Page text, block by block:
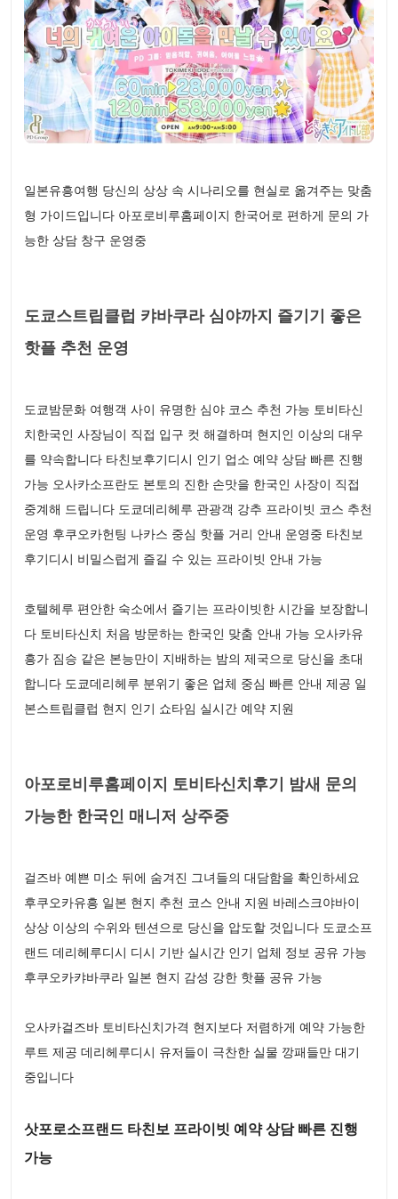
일본유흥여행 당신의 상상 속 시나리오를 현실로 옮겨주는 맞춤
형 가이드입니다 아포로비루홈페이지 한국어로 편하게 문의 가
능한 상담 창구 운영중
도쿄스트립클럽 캬바쿠라 심야까지 즐기기 좋은
핫플 추천 운영
도쿄밤문화 여행객 사이 유명한 심야 코스 추천 가능 토비타신
치한국인 사장님이 직접 입구 컷 해결하며 현지인 이상의 대우
를 약속합니다 타친보후기디시 인기 업소 예약 상담 빠른 진행
가능 오사카소프란도 본토의 진한 손맛을 한국인 사장이 직접
중계해 드립니다 도쿄데리헤루 관광객 강추 프라이빗 코스 추천
운영 후쿠오카헌팅 나카스 중심 핫플 거리 안내 운영중 타친보
후기디시 비밀스럽게 즐길 수 있는 프라이빗 안내 가능
호텔헤루 편안한 숙소에서 즐기는 프라이빗한 시간을 보장합니
다 토비타신치 처음 방문하는 한국인 맞춤 안내 가능 오사카유
흥가 짐승 같은 본능만이 지배하는 밤의 제국으로 당신을 초대
합니다 도쿄데리헤루 분위기 좋은 업체 중심 빠른 안내 제공 일
본스트립클럽 현지 인기 쇼타임 실시간 예약 지원
아포로비루홈페이지 토비타신치후기 밤새 문의
가능한 한국인 매니저 상주중
걸즈바 예쁜 미소 뒤에 숨겨진 그녀들의 대담함을 확인하세요
후쿠오카유흥 일본 현지 추천 코스 안내 지원 바레스크야바이
상상 이상의 수위와 텐션으로 당신을 압도할 것입니다 도쿄소프
랜드 데리헤루디시 디시 기반 실시간 인기 업체 정보 공유 가능
후쿠오카캬바쿠라 일본 현지 감성 강한 핫플 공유 가능
오사카걸즈바 토비타신치가격 현지보다 저렴하게 예약 가능한
루트 제공 데리헤루디시 유저들이 극찬한 실물 깡패들만 대기
중입니다
삿포로소프랜드 타친보 프라이빗 예약 상담 빠른 진행
가능